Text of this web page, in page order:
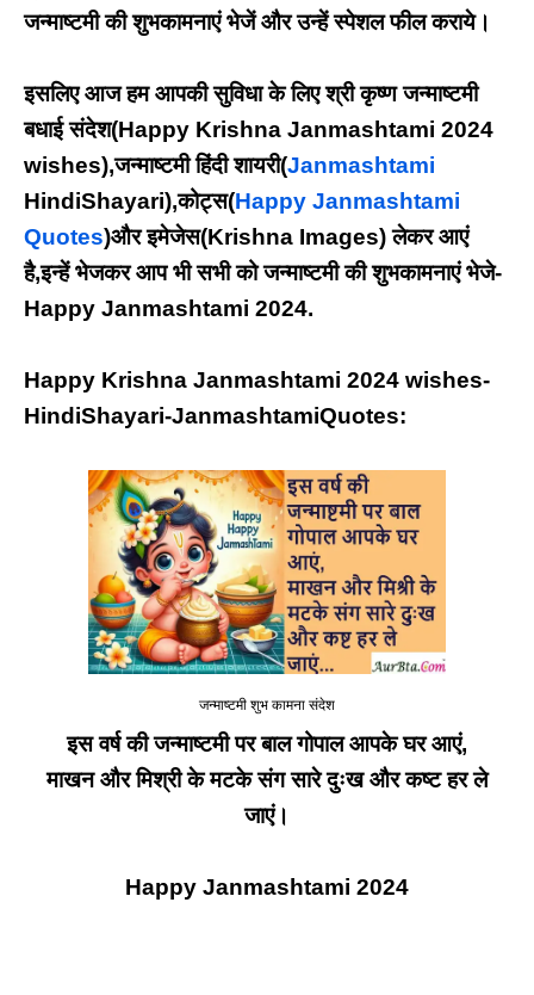
जन्माष्टमी की शुभकामनाएं भेजें और उन्हें स्पेशल फील कराये।
इसलिए आज हम आपकी सुविधा के लिए श्री कृष्ण जन्माष्टमी
बधाई संदेश(Happy Krishna Janmashtami 2024
wishes),जन्माष्टमी हिंदी शायरी(Janmashtami
HindiShayari),कोट्स(Happy Janmashtami
Quotes)और इमेजेस(Krishna Images) लेकर आएं
है,इन्हें भेजकर आप भी सभी को जन्माष्टमी की शुभकामनाएं भेजे-
Happy Janmashtami 2024.
Happy Krishna Janmashtami 2024 wishes-
HindiShayari-JanmashtamiQuotes:
जन्माष्टमी शुभ कामना संदेश
इस वर्ष की जन्माष्टमी पर बाल गोपाल आपके घर आएं,
माखन और मिश्री के मटके संग सारे दुःख और कष्ट हर ले
जाएं।
Happy Janmashtami 2024